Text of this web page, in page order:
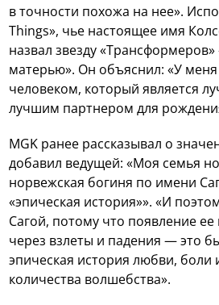
в точности похожа на нее».
Things», чье настоящее имя
назвал звезду
матерью». Он объяснил: «У меня
человеком, который является
лучшим партнером для
MGK ранее рассказывал о
добавил ведущей: «Моя семья
норвежская богиня по имени
«эпическая история»». «И
Сагой, потому что появление ее
через взлеты и падения — это
эпическая история любви, боли
количества волшебства».